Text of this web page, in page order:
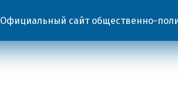
Официальный сайт общественно-